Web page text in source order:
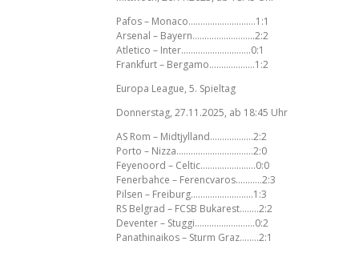
Pafos – Monaco……………………….1:1
Arsenal – Bayern……………………..2:2
Atletico – Inter………………………..0:1
Frankfurt – Bergamo……………….1:2
Europa League, 5. Spieltag
Donnerstag, 27.11.2025, ab 18:45 Uhr
AS Rom – Midtjylland………………2:2
Porto – Nizza…………………………..2:0
Feyenoord – Celtic…………………..0:0
Fenerbahce – Ferencvaros………..2:3
Pilsen – Freiburg……………………..1:3
RS Belgrad – FCSB Bukarest……..2:2
Deventer – Stuggi…………………….0:2
Panathinaikos – Sturm Graz……..2:1